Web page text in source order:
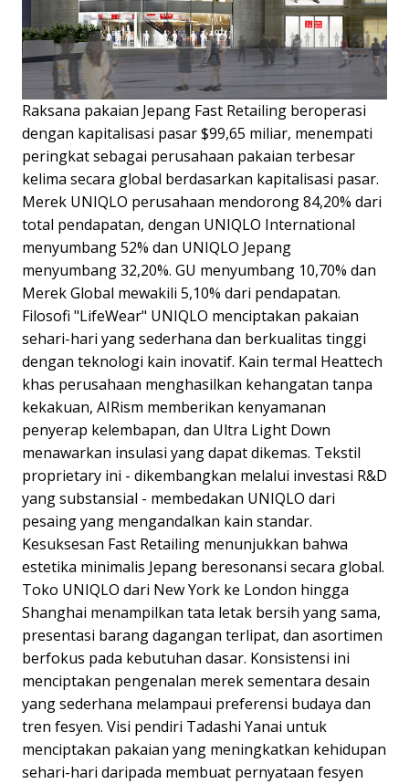
Raksana pakaian Jepang Fast Retailing beroperasi
dengan kapitalisasi pasar $99,65 miliar, menempati
peringkat sebagai perusahaan pakaian terbesar
kelima secara global berdasarkan kapitalisasi pasar.
Merek UNIQLO perusahaan mendorong 84,20% dari
total pendapatan, dengan UNIQLO International
menyumbang 52% dan UNIQLO Jepang
menyumbang 32,20%. GU menyumbang 10,70% dan
Merek Global mewakili 5,10% dari pendapatan.
Filosofi "LifeWear" UNIQLO menciptakan pakaian
sehari-hari yang sederhana dan berkualitas tinggi
dengan teknologi kain inovatif. Kain termal Heattech
khas perusahaan menghasilkan kehangatan tanpa
kekakuan, AIRism memberikan kenyamanan
penyerap kelembapan, dan Ultra Light Down
menawarkan insulasi yang dapat dikemas. Tekstil
proprietary ini - dikembangkan melalui investasi R&D
yang substansial - membedakan UNIQLO dari
pesaing yang mengandalkan kain standar.
Kesuksesan Fast Retailing menunjukkan bahwa
estetika minimalis Jepang beresonansi secara global.
Toko UNIQLO dari New York ke London hingga
Shanghai menampilkan tata letak bersih yang sama,
presentasi barang dagangan terlipat, dan asortimen
berfokus pada kebutuhan dasar. Konsistensi ini
menciptakan pengenalan merek sementara desain
yang sederhana melampaui preferensi budaya dan
tren fesyen. Visi pendiri Tadashi Yanai untuk
menciptakan pakaian yang meningkatkan kehidupan
sehari-hari daripada membuat pernyataan fesyen